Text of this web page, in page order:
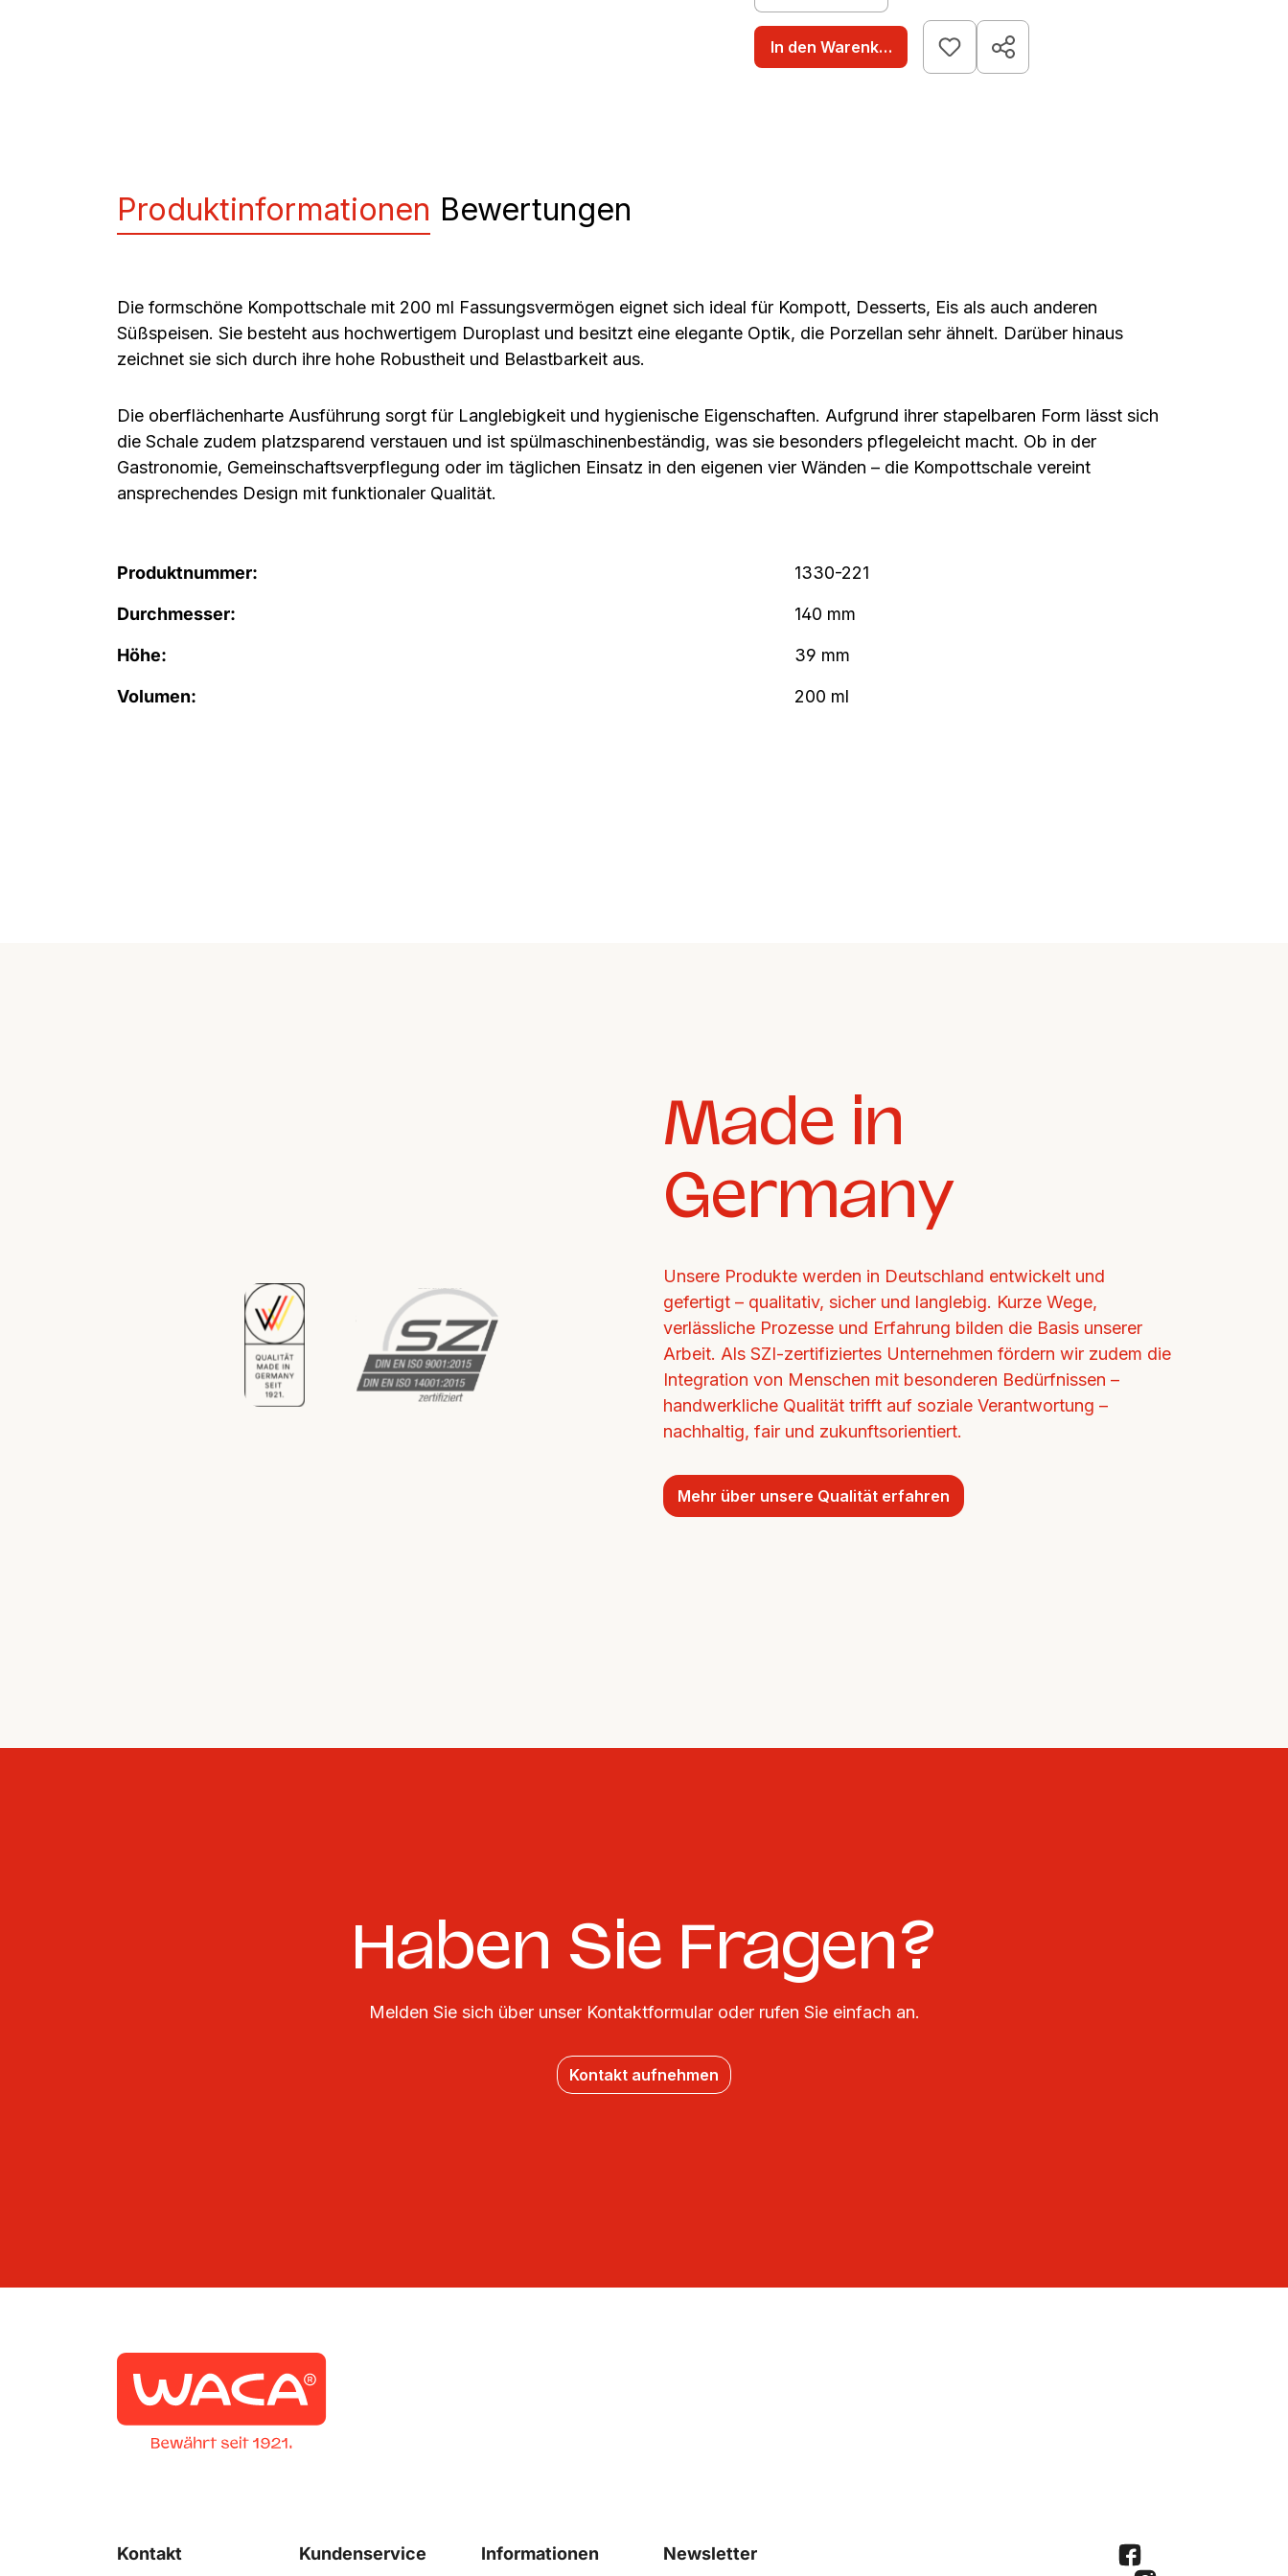
In den Warenkorb
Produktinformationen Bewertungen
Die formschöne Kompottschale mit 200 ml Fassungsvermögen eignet sich ideal für Kompott, Desserts, Eis als auch anderen
Süßspeisen. Sie besteht aus hochwertigem Duroplast und besitzt eine elegante Optik, die Porzellan sehr ähnelt. Darüber hinaus
zeichnet sie sich durch ihre hohe Robustheit und Belastbarkeit aus.
Die oberflächenharte Ausführung sorgt für Langlebigkeit und hygienische Eigenschaften. Aufgrund ihrer stapelbaren Form lässt sich
die Schale zudem platzsparend verstauen und ist spülmaschinenbeständig, was sie besonders pflegeleicht macht. Ob in der
Gastronomie, Gemeinschaftsverpflegung oder im täglichen Einsatz in den eigenen vier Wänden – die Kompottschale vereint
ansprechendes Design mit funktionaler Qualität.
Produktnummer: 1330-221
Durchmesser: 140 mm
Höhe: 39 mm
Volumen: 200 ml
Made in
Germany
Unsere Produkte werden in Deutschland entwickelt und
gefertigt – qualitativ, sicher und langlebig. Kurze Wege,
verlässliche Prozesse und Erfahrung bilden die Basis unserer
Arbeit. Als SZI-zertifiziertes Unternehmen fördern wir zudem die
Integration von Menschen mit besonderen Bedürfnissen –
handwerkliche Qualität trifft auf soziale Verantwortung –
nachhaltig, fair und zukunftsorientiert.
Mehr über unsere Qualität erfahren
Haben Sie Fragen?
Melden Sie sich über unser Kontaktformular oder rufen Sie einfach an.
Kontakt aufnehmen
Kontakt Kundenservice Informationen Newsletter